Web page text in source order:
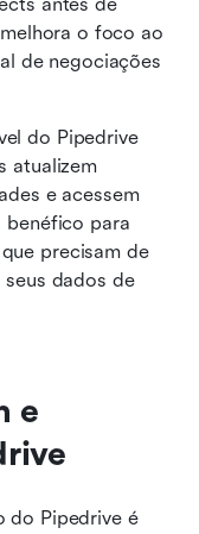
antes de
o foco ao
de negociações
do Pipedrive
atualizem
e acessem
benéfico para
precisam de
dados de
e
do Pipedrive é